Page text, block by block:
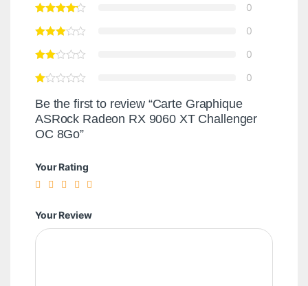
0
0
0
0
Be the first to review “Carte Graphique
ASRock Radeon RX 9060 XT Challenger
OC 8Go”
Your Rating
Your Review